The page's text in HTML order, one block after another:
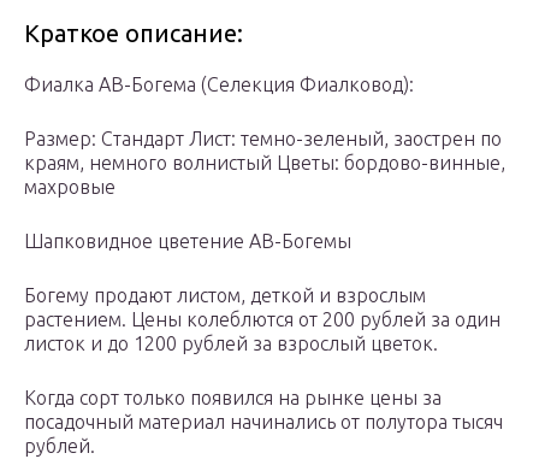
Краткое описание:
Фиалка АВ-Богема (Селекция Фиалковод):
Размер: Стандарт Лист: темно-зеленый, заострен по
краям, немного волнистый Цветы: бордово-винные,
махровые
Шапковидное цветение АВ-Богемы
Богему продают листом, деткой и взрослым
растением. Цены колеблются от 200 рублей за один
листок и до 1200 рублей за взрослый цветок.
Когда сорт только появился на рынке цены за
посадочный материал начинались от полутора тысяч
рублей.